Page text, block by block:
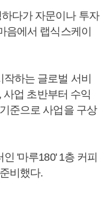
다가 자문이나 투자
음에서 랩식스케이
하는 글로벌 서비
사업 초반부터 수익
준으로 사업을 구상
'마루180' 1층 커피
비했다.